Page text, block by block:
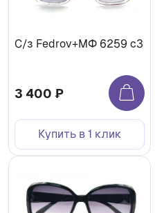
С/з Fedrov+МФ 6259 c3
3 400 ₽
Купить в 1 клик